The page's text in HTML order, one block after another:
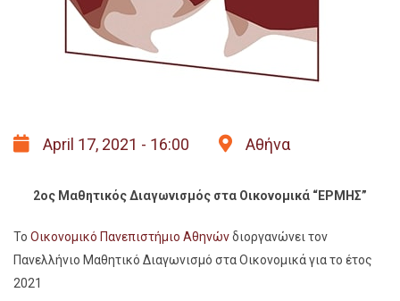
April 17, 2021 - 16:00 Αθήνα
2ος Μαθητικός Διαγωνισμός στα Οικονομικά “ΕΡΜΗΣ”
Το Οικονομικό Πανεπιστήμιο Αθηνώνδιοργανώνει τον
Πανελλήνιο Μαθητικό Διαγωνισμό στα Οικονομικά για το έτος
2021